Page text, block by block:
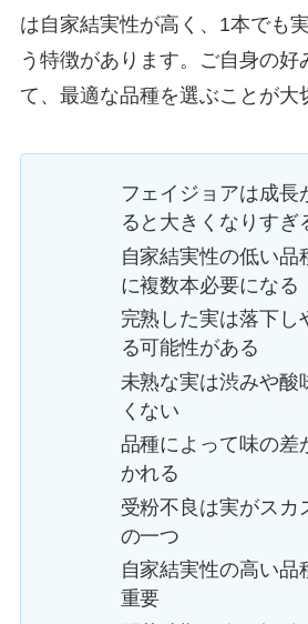
は自家結実性が高く、1本でも
う特徴があります。ご自身の好
て、最適な品種を選ぶことが大
フェイジョアは成長
ると大きくなりすぎ
自家結実性の低い品
に複数本必要になる
完熟した実は落下し
る可能性がある
未熟な実は渋みや酸
くない
品種によって味の差
かれる
受粉不良は実がスカ
の一つ
自家結実性の高い品
重要